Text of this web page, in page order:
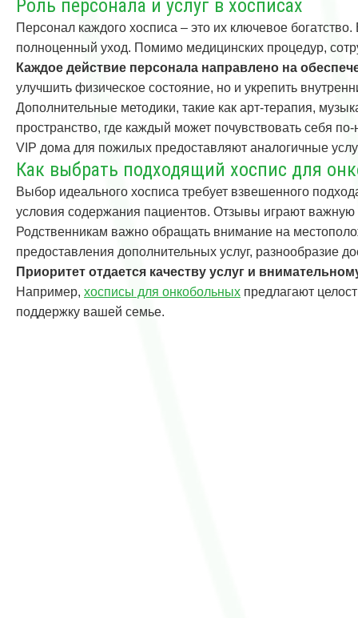
Роль персонала и услуг в хосписах
Персонал каждого хосписа – это их ключевое
полноценный уход. Помимо медицинских процедур,
Каждое действие персонала направлено на
улучшить физическое состояние, но и укрепить
Дополнительные методики, такие как арт-терапия,
пространство, где каждый может почувствовать себя
VIP дома для пожилых предоставляют аналогичные
Как выбрать подходящий хоспис для
Выбор идеального хосписа требует взвешенного
условия содержания пациентов. Отзывы играют важную
Родственникам важно обращать внимание на
предоставления дополнительных услуг, разнообразие
Приоритет отдается качеству услуг и
Например, хосписы для онкобольных предлагают
поддержку вашей семье.